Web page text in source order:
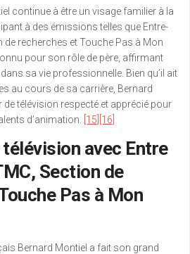
continue à être un visage familier à la
à des émissions telles que Entre-
de recherches et Touche Pas à Mon
pour son rôle de père, affirmant
sa vie professionnelle. Bien qu’il ait
au cours de sa carrière, Bernard
télévision respecté et apprécié pour
d’animation.
[15] [16]
avec Entre
Section de
Pas à Mon
Bernard Montiel a fait son grand